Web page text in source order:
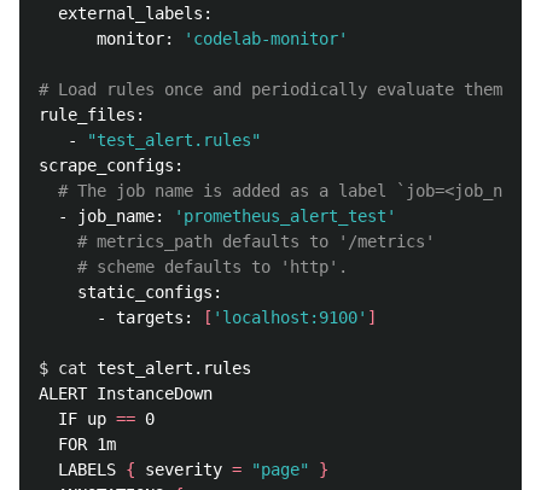
  external_labels:
      monitor:
'codelab-monitor'
# Load rules once and periodically evaluate them
rule_files:
   -
"test_alert.rules"
scrape_configs:
# The job name is added as a label
  - job_name:
'prometheus_alert_test'
# metrics_path defaults to '/metrics'
# scheme defaults to 'http'.
    static_configs:
      - targets:
[ 'localhost:9100' ]
$ cat test_alert.rules
ALERT InstanceDown
  IF up
== 0
  FOR 1m
  LABELS
{ severity = "page"
}